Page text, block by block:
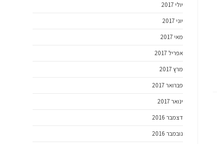
יולי 2017
יוני 2017
מאי 2017
אפריל 2017
מרץ 2017
פברואר 2017
ינואר 2017
דצמבר 2016
נובמבר 2016